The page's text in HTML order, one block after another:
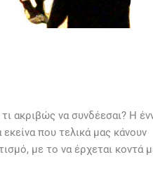
ακριβώς να συνδέεσαι? Η
που τελικά μας κάνουν
με το να έρχεται κοντά